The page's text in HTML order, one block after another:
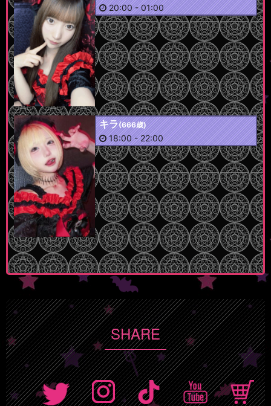
20:00-01:00
キラ(666歳)
18:00-22:00
SHARE